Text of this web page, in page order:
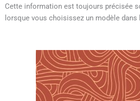
Cette information est toujours précisée
lorsque vous choisissez un modèle dans